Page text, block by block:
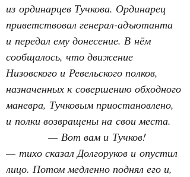
из ординарцев Тучкова. Ординарец
приветствовал генерал-адъютанта
и передал ему донесение. В нём
сообщалось, что движение
Низовского и Ревельского полков,
назначенных к совершению обходного
маневра, Тучковым приостановлено,
и полки возвращены на свои места.
— Вот вам и Тучков!
— тихо сказал Долгоруков и опустил
лицо. Потом медленно поднял его и,